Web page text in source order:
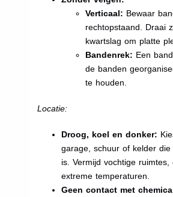
Verticaal: Bewaar
rechtopstaand. Draai
kwartslag om platte
Bandenrek: Een
de banden
te houden.
Locatie:
Droog, koel en donker:
garage, schuur of kelder
is. Vermijd vochtige ruimtes,
extreme temperaturen.
Geen contact met